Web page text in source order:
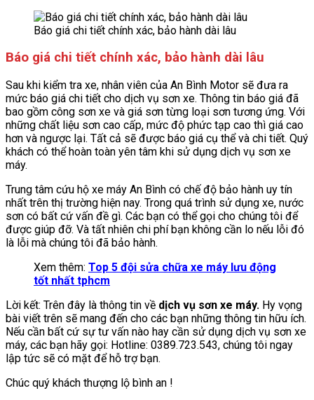
Báo giá chi tiết chính xác, bảo hành dài lâu
Báo giá chi tiết chính xác, bảo hành dài lâu
Sau khi kiểm tra xe, nhân viên của An Bình Motor sẽ đưa ra
mức báo giá chi tiết cho dịch vụ sơn xe. Thông tin báo giá đã
bao gồm công sơn xe và giá sơn từng loại sơn tương ứng. Với
những chất liệu sơn cao cấp, mức độ phức tạp cao thì giá cao
hơn và ngược lại. Tất cả sẽ được báo giá cụ thể và chi tiết. Quý
khách có thể hoàn toàn yên tâm khi sử dụng dịch vụ sơn xe
máy.
Trung tâm cứu hộ xe máy An Bình có chế độ bảo hành uy tín
nhất trên thị trường hiện nay. Trong quá trình sử dụng xe, nước
sơn có bất cứ vấn đề gì. Các bạn có thể gọi cho chúng tôi để
được giúp đỡ. Và tất nhiên chi phí bạn không cần lo nếu lỗi đó
là lỗi mà chúng tôi đã bảo hành.
Xem thêm: Top 5 đội sửa chữa xe máy lưu động
tốt nhất tphcm
Lời kết: Trên đây là thông tin về dịch vụ sơn xe máy. Hy vọng
bài viết trên sẽ mang đến cho các bạn những thông tin hữu ích.
Nếu cần bất cứ sự tư vấn nào hay cần sử dụng dịch vụ sơn xe
máy, các bạn hãy gọi: Hotline: 0389.723.543, chúng tôi ngay
lập tức sẽ có mặt để hỗ trợ bạn.
Chúc quý khách thượng lộ bình an !